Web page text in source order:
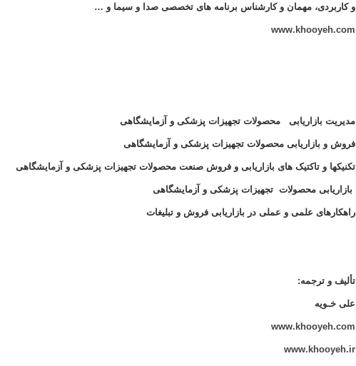
و کاربردی، مهمان و کارشناس برنامه های تخصصی صدا و سیما و …
www.khooyeh.com
مدیریت بازاریابی محصولات تجهیزات پزشکی و آزمایشگاهی
فروش و بازاریابی محصولات تجهیزات پزشکی و آزمایشگاهی
تکنیکها و تاکتیک های بازاریابی و فروش صنعت محصولات تجهیزات پزشکی و آزمایشگاهی
بازاریابی محصولات تجهیزات پزشکی و آزمایشگاهی
راهکارهای علمی و عملی در بازاریابی فروش و تبلیغات
تألیف و ترجمه:
علی خـویه
www.khooyeh.com
www.khooyeh.ir